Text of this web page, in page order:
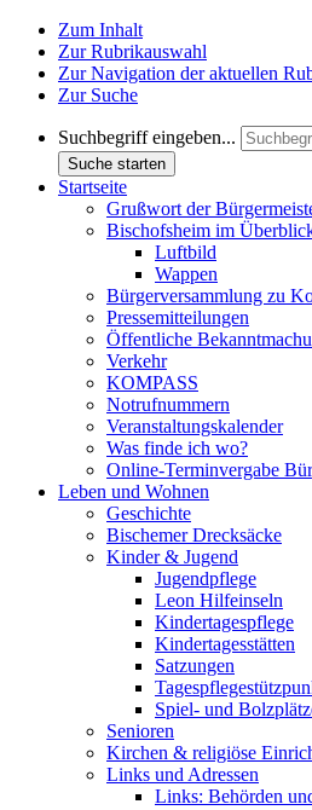
Zum Inhalt
Zur Rubrikauswahl
Zur Navigation der aktuellen
Zur Suche
Suchbegriff eingeben...
Suche starten
Startseite
Grußwort der
Bischofsheim im
Luftbild
Wappen
Bürgerversammlung zu
Pressemitteilungen
Öffentliche
Verkehr
KOMPASS
Notrufnummern
Veranstaltungskalender
Was finde ich wo?
Online-Terminvergabe
Leben und Wohnen
Geschichte
Bischemer Drecksäcke
Kinder & Jugend
Jugendpflege
Leon Hilfeinseln
Kindertagespflege
Kindertagesstätten
Satzungen
Spiel- und
Senioren
Kirchen & religiöse
Links und Adressen
Links: Behörden